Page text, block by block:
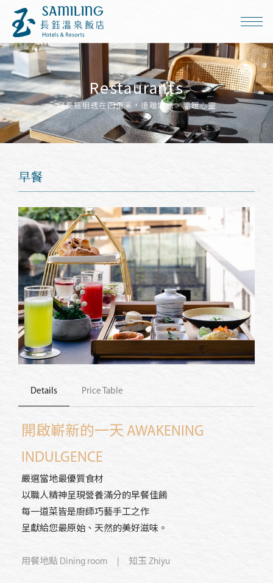
Restaurants
與長鈺相遇在四重溪，遠離城囂、溫暖心靈
早餐
Details Price Table
開啟嶄新的一天 AWAKENING
INDULGENCE
嚴選當地最優質食材
以職人精神呈現營養滿分的早餐佳餚
每一道菜皆是廚師巧藝手工之作
呈獻給您最原始、天然的美好滋味。
用餐地點 Dining room | 知玉 Zhiyu